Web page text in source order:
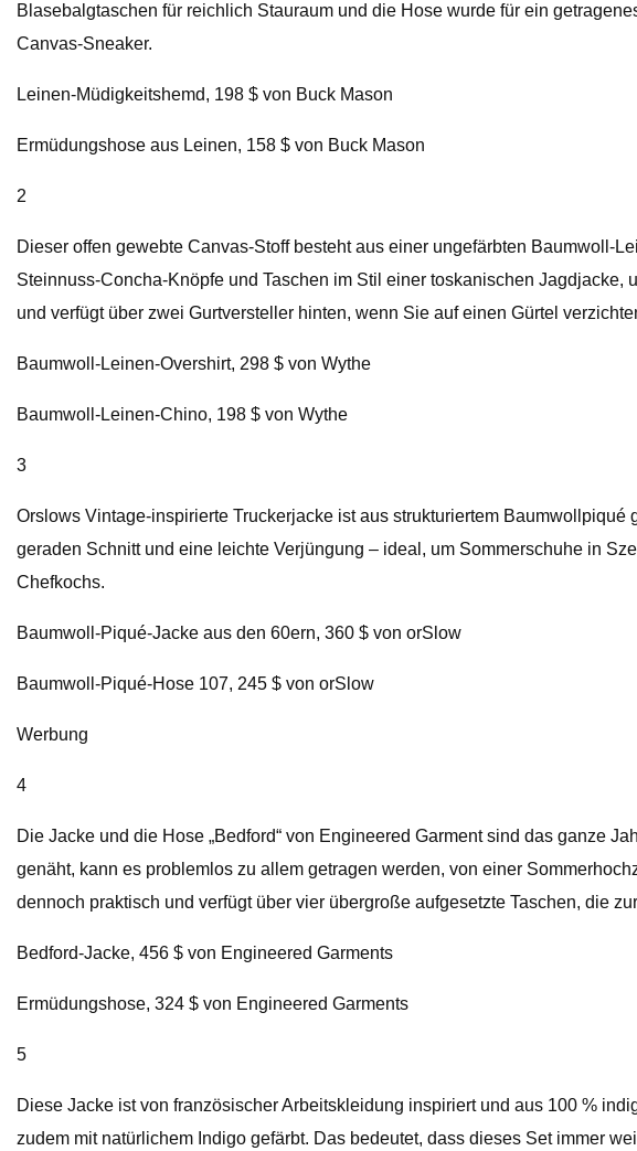
Blasebalgtaschen für reichlich Stauraum und die Hose wurde für ein
Canvas-Sneaker.
Leinen-Müdigkeitshemd, 198 $ von Buck Mason
Ermüdungshose aus Leinen, 158 $ von Buck Mason
2
Dieser offen gewebte Canvas-Stoff besteht aus einer ungefärbten Baumwoll-
Steinnuss-Concha-Knöpfe und Taschen im Stil einer toskanischen
und verfügt über zwei Gurtversteller hinten, wenn Sie auf einen Gürtel
Baumwoll-Leinen-Overshirt, 298 $ von Wythe
Baumwoll-Leinen-Chino, 198 $ von Wythe
3
Orslows Vintage-inspirierte Truckerjacke ist aus strukturiertem
geraden Schnitt und eine leichte Verjüngung – ideal, um Sommerschuhe in
Chefkochs.
Baumwoll-Piqué-Jacke aus den 60ern, 360 $ von orSlow
Baumwoll-Piqué-Hose 107, 245 $ von orSlow
Werbung
4
Die Jacke und die Hose „Bedford“ von Engineered Garment sind das ganze
genäht, kann es problemlos zu allem getragen werden, von einer
dennoch praktisch und verfügt über vier übergroße aufgesetzte Taschen, die
Bedford-Jacke, 456 $ von Engineered Garments
Ermüdungshose, 324 $ von Engineered Garments
5
Diese Jacke ist von französischer Arbeitskleidung inspiriert und aus 100 %
zudem mit natürlichem Indigo gefärbt. Das bedeutet, dass dieses Set immer